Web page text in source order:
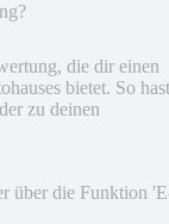
die dir einen
bietet. So hast
zu deinen
über die Funktion